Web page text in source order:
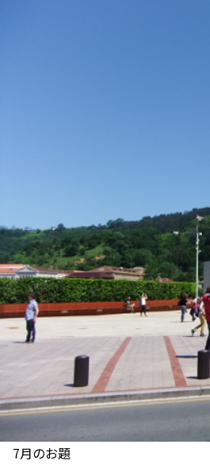
7月のお題